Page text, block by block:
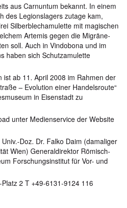
aus Carnuntum bekannt. In einem
des Legionslagers zutage kam,
Silberblechamulette mit magischen
Artemis gegen die Migräne-
soll. Auch in Vindobona und im
haben sich Schutzamulette
ist ab 11. April 2008 im Rahmen der
– Evolution einer Handelsroute“
in Eisenstadt zu
unter Medienservice der Website
Doz. Dr. Falko Daim (damaliger
Wien) Generaldirektor Römisch-
Forschungsinstitut für Vor- und
2 T +49-6131-9124 116